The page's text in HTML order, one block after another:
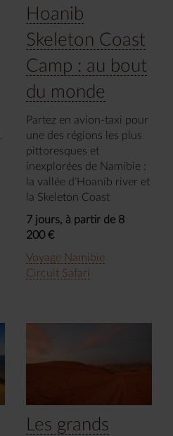
Hoanib
Skeleton Coast
Camp : au bout
du monde
Partez en avion-taxi pour
une des régions les plus
pittoresques et
inexplorées de Namibie :
la vallée d'Hoanib river et
la Skeleton Coast
7 jours, à partir de 8
200 €
Voyage Namibie
Circuit Safari
Les grands